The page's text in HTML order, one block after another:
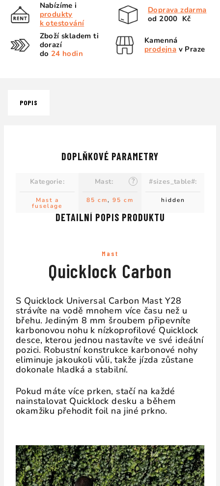
Nabízíme i
produkty
k otestování
Doprava zdarma
od 2000 Kč
Zboží skladem ti
dorazí
do 24 hodin
Kamenná
prodejna v Praze
POPIS
DETAILNÍ POPIS PRODUKTU
Mast
Quicklock Carbon
S Quicklock Universal Carbon Mast Y28
strávíte na vodě mnohem více času než u
břehu. Jediným 8 mm šroubem připevníte
karbonovou nohu k nízkoprofilové Quicklock
desce, kterou jednou nastavíte ve své ideální
pozici. Robustní konstrukce karbonové nohy
eliminuje jakoukoli vůli, takže jízda zůstane
dokonale hladká a stabilní.
Pokud máte více prken, stačí na každé
nainstalovat Quicklock desku a během
okamžiku přehodit foil na jiné prkno.
DOPLŇKOVÉ PARAMETRY
Kategorie:
Mast a
fuselage
?
Mast:
85 cm, 95 cm
#sizes_table#:
hidden